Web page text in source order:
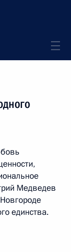
Медведев
единства.